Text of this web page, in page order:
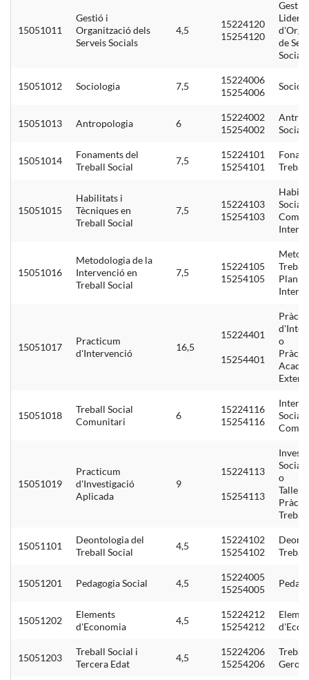
15051011
Gestió i
Organització dels
Serveis Socials
4,5
15224120
15254120
Gestió
de
Socials
15051012 Sociologia 7,5
15224006
15254006
15051013 Antropologia 6
15224002
15254002
Social
15051014
Fonaments del
Treball Social
7,5
15224101
15254101
15051015
Habilitats i
Tècniques en
Treball Social
7,5
15224103
15254103
15051016
Metodologia de la
Intervenció en
Treball Social
7,5
15224105
15254105
15051017
Practicum
d'Intervenció
16,5
15224401
15254401
o
15051018
Treball Social
Comunitari
6
15224116
15254116
Social
15051019
Practicum
d'Investigació
Aplicada
9
15224113
15254113
Social
o
Taller
15051101
Deontologia del
Treball Social
4,5
15224102
15254102
15051201 Pedagogia Social 4,5
15224005
15254005
15051202
Elements
d'Economia
4,5
15224212
15254212
15051203
Treball Social i
Tercera Edat
4,5
15224206
15254206